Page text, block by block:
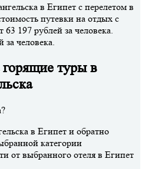
в Египет с перелетом в
путевки на отдых с
197 рублей за человека.
за человека.
туры в
в Египет и обратно
категории
от выбранного отеля в Египет